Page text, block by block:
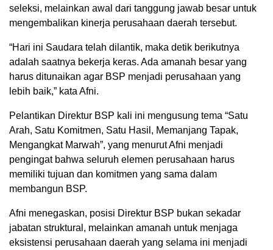
seleksi, melainkan awal dari tanggung jawab besar untuk
mengembalikan kinerja perusahaan daerah tersebut.
“Hari ini Saudara telah dilantik, maka detik berikutnya
adalah saatnya bekerja keras. Ada amanah besar yang
harus ditunaikan agar BSP menjadi perusahaan yang
lebih baik,” kata Afni.
Pelantikan Direktur BSP kali ini mengusung tema “Satu
Arah, Satu Komitmen, Satu Hasil, Memanjang Tapak,
Mengangkat Marwah”, yang menurut Afni menjadi
pengingat bahwa seluruh elemen perusahaan harus
memiliki tujuan dan komitmen yang sama dalam
membangun BSP.
Afni menegaskan, posisi Direktur BSP bukan sekadar
jabatan struktural, melainkan amanah untuk menjaga
eksistensi perusahaan daerah yang selama ini menjadi